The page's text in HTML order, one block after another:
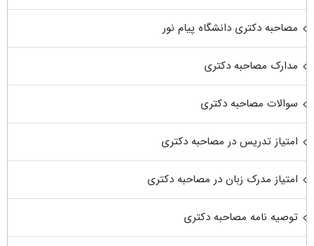
مصاحبه دکتری دانشگاه پیام نور
مدارک مصاحبه دکتری
سوالات مصاحبه دکتری
امتیاز تدریس در مصاحبه دکتری
امتیاز مدرک زبان در مصاحبه دکتری
توصیه نامه مصاحبه دکتری